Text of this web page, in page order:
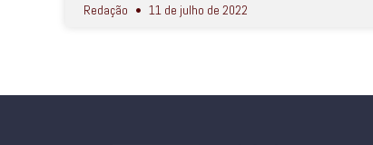
Redação 11 de julho de 2022